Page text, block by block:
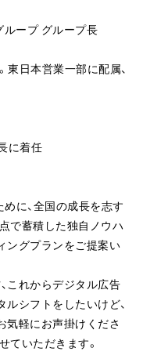
ループ グループ長
東日本営業一部に配属、
に着任
に、全国の成長を志す
で蓄積した独自ノウハ
ングプランをご提案い
これからデジタル広告
シフトをしたいけど、
気軽にお声掛けくださ
ていただきます。